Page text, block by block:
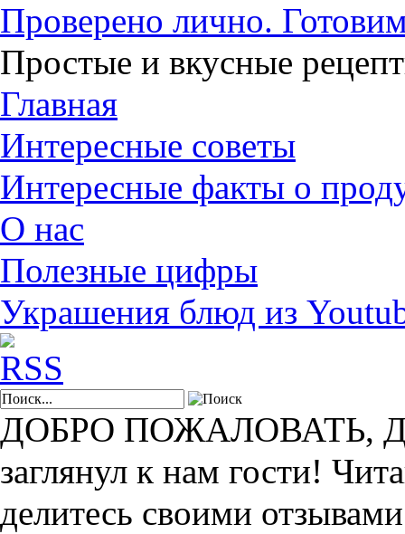
Проверено лично.
Простые и вкусные
Главная
Интересные советы
Интересные факты о
О нас
Полезные цифры
Украшения блюд из
ДОБРО ПОЖАЛОВАТЬ,
заглянул к нам гости!
делитесь своими